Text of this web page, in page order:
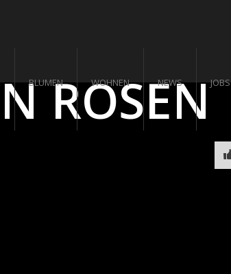
BLUMEN WOHNEN NEWS JOBS
ROSEN